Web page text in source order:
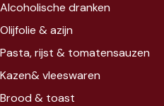
Alcoholische dranken
Olijfolie & azijn
Pasta, rijst & tomatensauzen
Kazen&vleeswaren
Brood & toast